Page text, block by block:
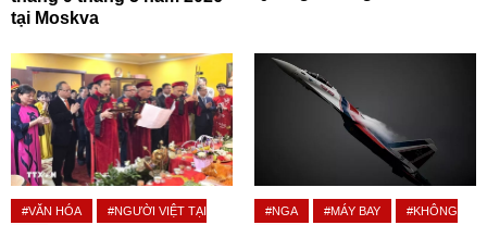
tại Moskva
#VĂN HÓA
#NGƯỜI VIỆT TẠI
#NGA #MÁY BAY
#KHÔNG